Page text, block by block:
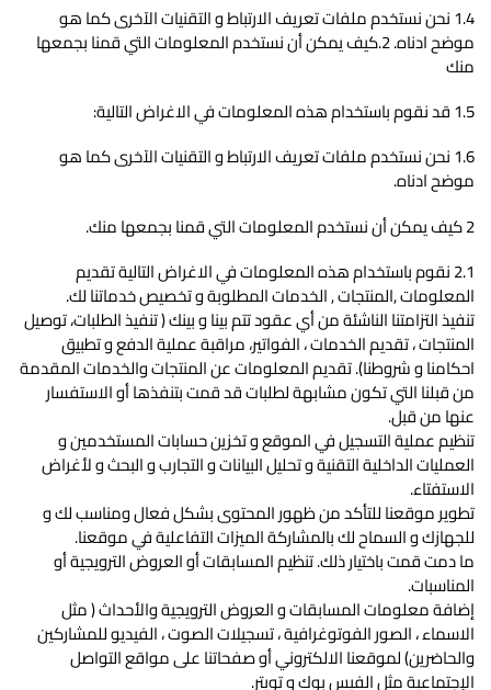
1.4 نحن نستخدم ملفات تعريف الارتباط و التقنيات الآخرى كما هو
موضح ادناه. 2.كيف يمكن أن نستخدم المعلومات التي قمنا بجمعها
منك
1.5 قد نقوم باستخدام هذه المعلومات في الاغراض التالية:
1.6 نحن نستخدم ملفات تعريف الارتباط و التقنيات الآخرى كما هو
موضح ادناه.
2 كيف يمكن أن نستخدم المعلومات التي قمنا بجمعها منك.
2.1 نقوم باستخدام هذه المعلومات في الاغراض التالية تقديم
المعلومات ,المنتجات , الخدمات المطلوبة و تخصيص خدماتنا لك.
تنفيذ التزامتنا الناشئة من أي عقود تتم بينا و بينك ( تنفيذ الطلبات، توصيل
المنتجات ، تقديم الخدمات ، الفواتير، مراقبة عملية الدفع و تطبيق
احكامنا و شروطنا). تقديم المعلومات عن المنتجات والخدمات المقدمة
من قبلنا التي تكون مشابهة لطلبات قد قمت بتنفذها أو الاستفسار
عنها من قبل. ‌
تنظيم عملية التسجيل في الموقع و تخزين حسابات المستخدمين و
العمليات الداخلية التقنية و تحليل البيانات و التجارب و البحث و لأغراض
الاستفتاء.
تطوير موقعنا للتأكد من ظهور المحتوى بشكل فعال ومناسب لك و
للجهازك و السماح لك بالمشاركة الميزات التفاعلية في موقعنا.
ما دمت قمت باختيار ذلك. ‌تنظيم المسابقات أو العروض الترويجية أو
المناسبات.
‌إضافة معلومات المسابقات و العروض الترويجية والأحداث ( مثل
الاسماء ، الصور الفوتوغرافية ، تسجيلات الصوت ، الفيديو للمشاركين
والحاضرين) لموقعنا الالكتروني أو صفحاتنا على مواقع التواصل
الإجتماعية مثل الفيس بوك و تويتر.